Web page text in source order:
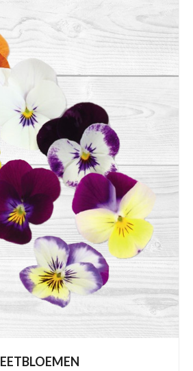
EETBLOEMEN